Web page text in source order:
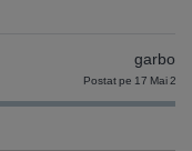
Postat pe 17 Mai